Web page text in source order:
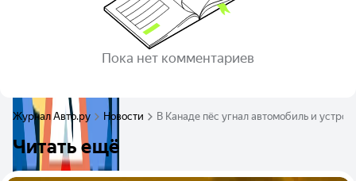
Пока нет комментариев
Журнал Авто.ру Новости В Канаде пёс угнал автомобиль и
Читать ещё